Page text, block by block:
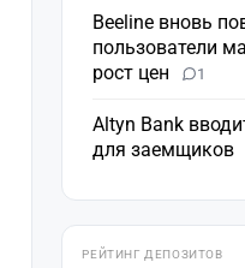
Beeline вновь
пользователи
рост цен
1
Altyn Bank
для заемщиков
РЕЙТИНГ ДЕПОЗИТОВ